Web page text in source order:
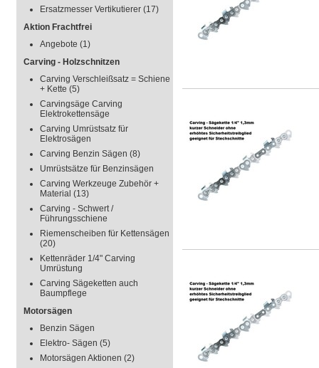
Ersatzmesser Vertikutierer (17)
Aktion Frachtfrei
Angebote (1)
Carving - Holzschnitzen
Carving Verschleißsatz = Schiene
+ Kette (5)
Carvingsäge Carving
Elektrokettensäge
Carving Umrüstsatz für
Elektrosägen
Carving Benzin Sägen (8)
Umrüstsätze für Benzinsägen
Carving Werkzeuge Zubehör +
Material (13)
Carving - Schwert /
Führungsschiene
Riemenscheiben für Kettensägen
(20)
Kettenräder 1/4" Carving
Umrüstung
Carving Sägeketten auch
Baumpflege
Motorsägen
Benzin Sägen
Elektro- Sägen (5)
Motorsägen Aktionen (2)